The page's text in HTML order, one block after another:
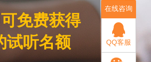
免费获得
试听名额
在线咨询
QQ客服